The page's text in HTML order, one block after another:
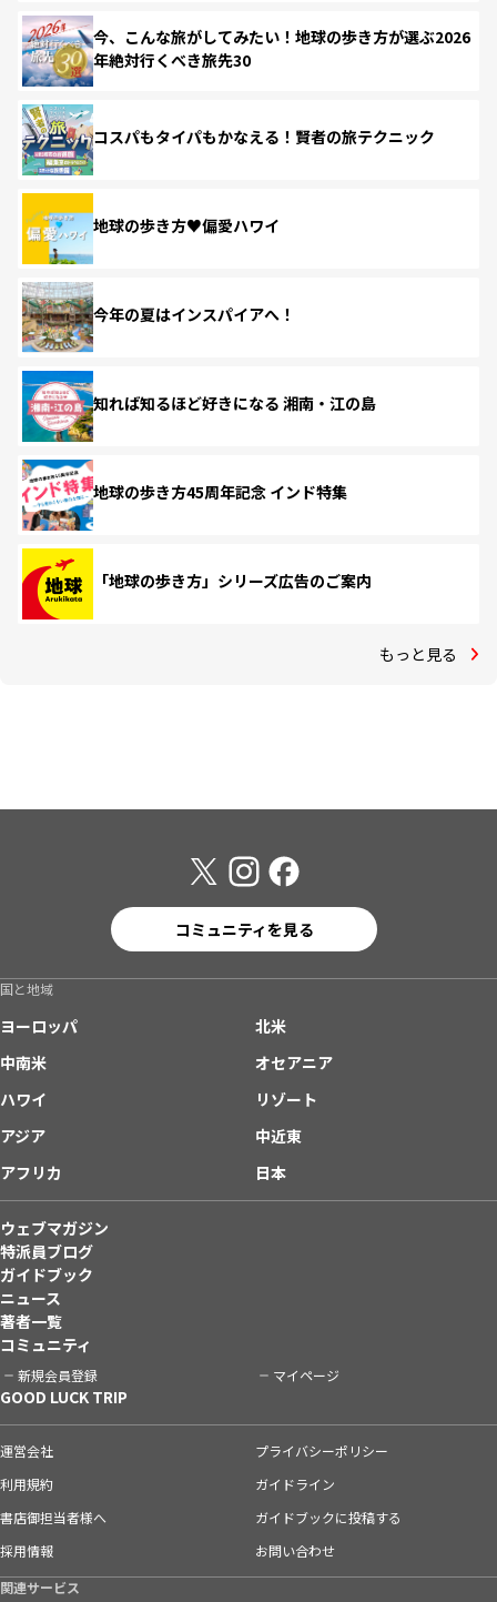
今、こんな旅がしてみたい！地球の歩き方が選ぶ2026
年絶対行くべき旅先30
コスパもタイパもかなえる！賢者の旅テクニック
地球の歩き方♥偏愛ハワイ
今年の夏はインスパイアへ！
知れば知るほど好きになる 湘南・江の島
地球の歩き方45周年記念 インド特集
「地球の歩き方」シリーズ広告のご案内
もっと見る
コミュニティを見る
国と地域
ヨーロッパ
北米
中南米
オセアニア
ハワイ
リゾート
アジア
中近東
アフリカ
日本
ウェブマガジン
特派員ブログ
ガイドブック
ニュース
著者一覧
コミュニティ
新規会員登録 マイページ
GOOD LUCK TRIP
運営会社
プライバシーポリシー
利用規約
ガイドライン
書店御担当者様へ
ガイドブックに投稿する
採用情報
お問い合わせ
関連サービス